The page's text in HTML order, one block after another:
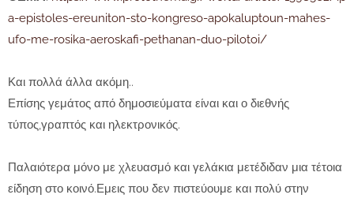
a-epistoles-ereuniton-sto-kongreso-apokaluptoun-mahes-
ufo-me-rosika-aeroskafi-pethanan-duo-pilotoi/
Και πολλά άλλα ακόμη..
Επίσης γεμάτος από δημοσιεύματα είναι και ο διεθνής
τύπος,γραπτός και ηλεκτρονικός.
Παλαιότερα μόνο με χλευασμό και γελάκια μετέδιδαν μια τέτοια
είδηση στο κοινό.Εμεις που δεν πιστεύουμε και πολύ στην